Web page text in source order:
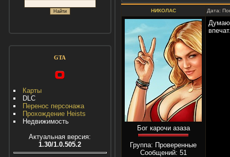
GTA
Карты
DLC
Перенос персонажа
Прохождение Heists
Недвижимость
Актуальная версия:
1.30/1.0.505.2
НИКОЛАС Дата:
Бог карочи азаза
Группа: Проверенные
Сообщений: 51
Думаю